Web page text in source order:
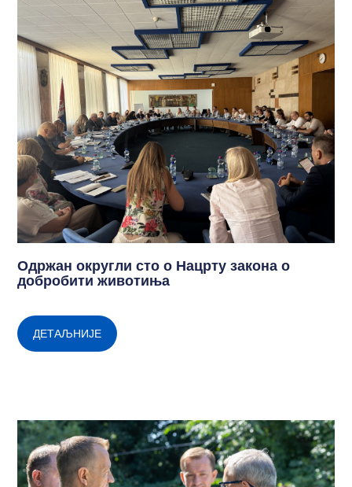
Одржан округли сто о Нацрту закона о
добробити животиња
ДЕТАЉНИЈЕ